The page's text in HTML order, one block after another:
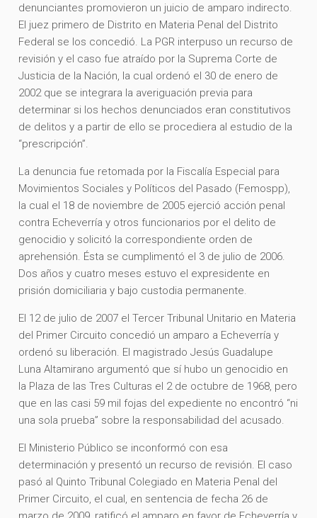
denunciantes promovieron un juicio de amparo indirecto.
El juez primero de Distrito en Materia Penal del Distrito
Federal se los concedió. La PGR interpuso un recurso de
revisión y el caso fue atraído por la Suprema Corte de
Justicia de la Nación, la cual ordenó el 30 de enero de
2002 que se integrara la averiguación previa para
determinar si los hechos denunciados eran constitutivos
de delitos y a partir de ello se procediera al estudio de la
“prescripción”.
La denuncia fue retomada por la Fiscalía Especial para
Movimientos Sociales y Políticos del Pasado (Femospp),
la cual el 18 de noviembre de 2005 ejerció acción penal
contra Echeverría y otros funcionarios por el delito de
genocidio y solicitó la correspondiente orden de
aprehensión. Ésta se cumplimentó el 3 de julio de 2006.
Dos años y cuatro meses estuvo el expresidente en
prisión domiciliaria y bajo custodia permanente.
El 12 de julio de 2007 el Tercer Tribunal Unitario en Materia
del Primer Circuito concedió un amparo a Echeverría y
ordenó su liberación. El magistrado Jesús Guadalupe
Luna Altamirano argumentó que sí hubo un genocidio en
la Plaza de las Tres Culturas el 2 de octubre de 1968, pero
que en las casi 59 mil fojas del expediente no encontró “ni
una sola prueba” sobre la responsabilidad del acusado.
El Ministerio Público se inconformó con esa
determinación y presentó un recurso de revisión. El caso
pasó al Quinto Tribunal Colegiado en Materia Penal del
Primer Circuito, el cual, en sentencia de fecha 26 de